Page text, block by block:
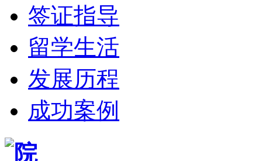
签证指导
留学生活
发展历程
成功案例